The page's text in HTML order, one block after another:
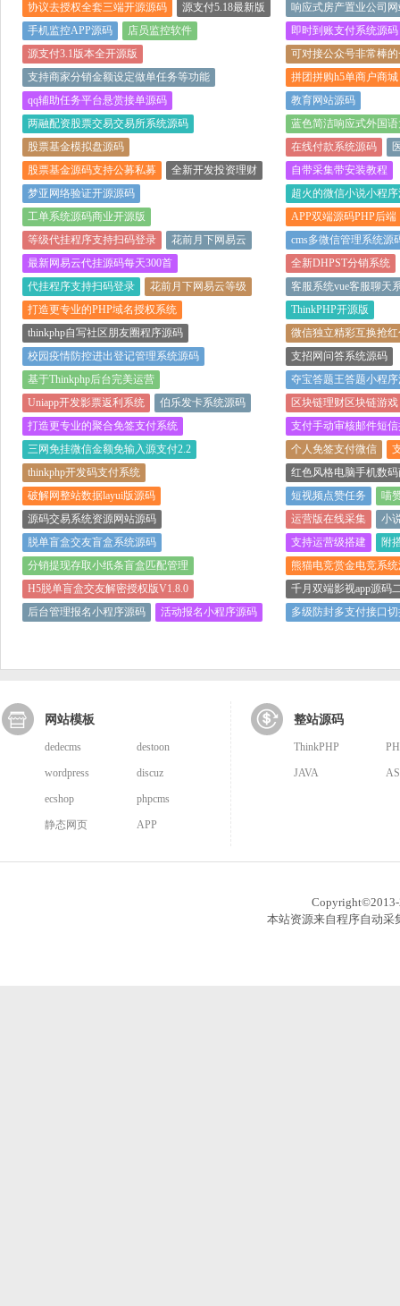
协议去授权全套三端开源源码
源支付5.18最新版
手机监控APP源码
店员监控软件
源支付3.1版本全开源版
支持商家分销金额设定做单任务等功能
qq辅助任务平台悬赏接单源码
两融配资股票交易交易所系统源码
股票基金模拟盘源码
股票基金源码支持公募私募
全新开发投资理财
梦亚网络验证开源源码
工单系统源码商业开源版
等级代挂程序支持扫码登录
花前月下网易云
最新网易云代挂源码每天300首
代挂程序支持扫码登录
花前月下网易云等级
打造更专业的PHP域名授权系统
thinkphp自写社区朋友圈程序源码
校园疫情防控进出登记管理系统源码
基于Thinkphp后台完美运营
Uniapp开发影票返利系统
伯乐发卡系统源码
打造更专业的聚合免签支付系统
三网免挂微信金额免输入源支付2.2
thinkphp开发码支付系统
破解网整站数据layui版源码
源码交易系统资源网站源码
脱单盲盒交友盲盒系统源码
分销提现存取小纸条盲盒匹配管理
H5脱单盲盒交友解密授权版V1.8.0
后台管理报名小程序源码
活动报名小程序源码
响应式房产置业公司
即时到账支付系统源码
可对接公众号非常棒
拼团拼购h5单商户商城
教育网站源码
蓝色简洁响应式外国
在线付款系统源码
自带采集带安装教程
超火的微信小说小程
APP双端源码PHP后端
cms多微信管理系统源
全新DHPST分销系统
客服系统vue客服聊天
ThinkPHP开源版
微信独立精彩互换抢
支招网问答系统源码
夺宝答题王答题小程
区块链理财区块链游戏
支付手动审核邮件短
个人免签支付微信
红色风格电脑手机数
短视频点赞任务
喵
运营版在线采集
小
支持运营级搭建
附
熊猫电竞赏金电竞系
千月双端影视app源码
多级防封多支付接口
网站模板
dedecms destoon
wordpress discuz
ecshop phpcms
静态网页 APP
整站源码
ThinkPHP
JAVA
Copyright©2013-
本站资源来自程序自动采